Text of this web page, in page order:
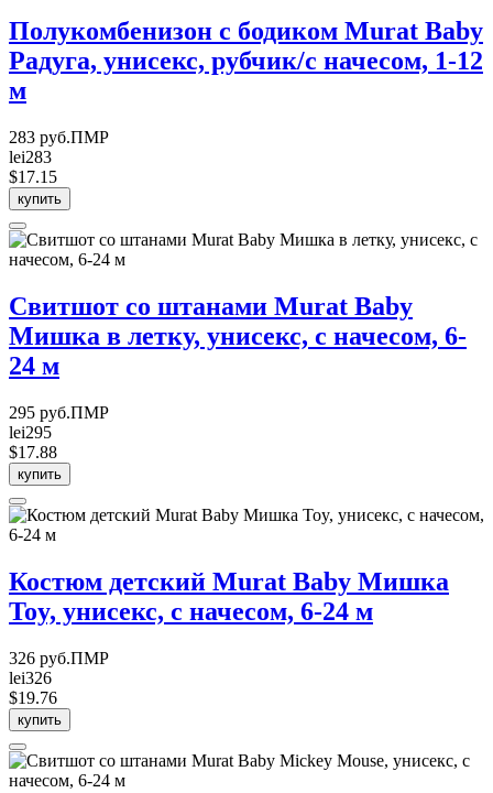
Полукомбенизон с бодиком Murat Baby
Радуга, унисекс, рубчик/с начесом, 1-12
м
283 руб.ПМР
lei283
$17.15
купить
Свитшот со штанами Murat Baby
Мишка в летку, унисекс, с начесом, 6-
24 м
295 руб.ПМР
lei295
$17.88
купить
Костюм детский Murat Baby Мишка
Toy, унисекс, с начесом, 6-24 м
326 руб.ПМР
lei326
$19.76
купить